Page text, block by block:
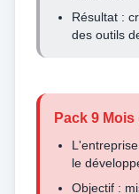
Résultat :
des outils
Pack 9
le
Objectif :